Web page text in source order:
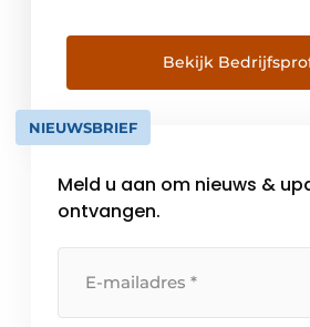
Als wereldmarktleider in
meer dan 800 medewerkers
bijna een eeuw lang
240.000 KLAFS-sauna’s
Bekijk
NIEUWSBRIEF
Meld u aan om nieuws &
ontvangen.